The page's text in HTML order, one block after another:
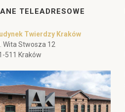
TELEADRESOWE
Twierdzy Kraków
Wita Stwosza 12
511 Kraków